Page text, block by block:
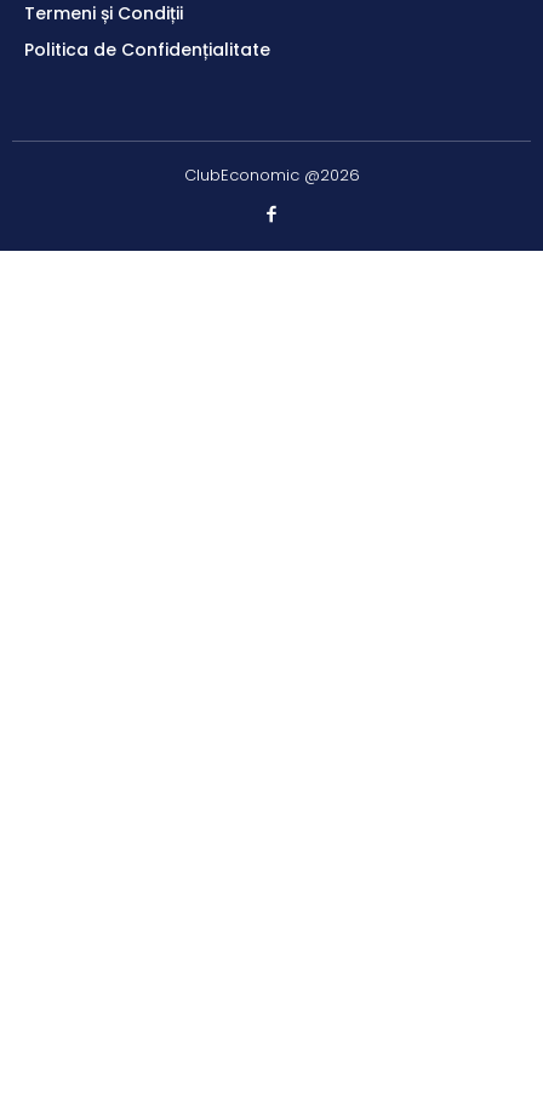
Termeni și Condiții
Politica de Confidențialitate
ClubEconomic @2026